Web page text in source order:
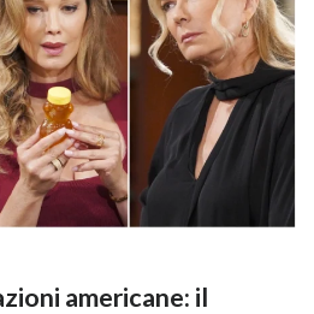
americane: il